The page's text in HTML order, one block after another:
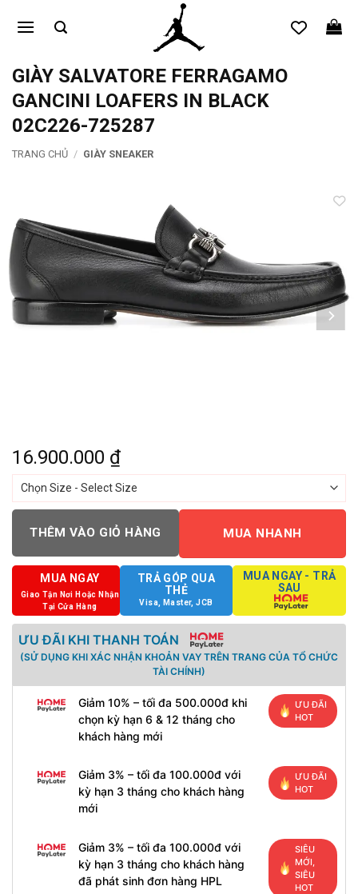
qua
dungGIÀY SALVATORE FERRAGAMO
GANCINI LOAFERS IN BLACK
02C226-725287
TRANG CHỦ / GIÀY SNEAKER
16.900.000 ₫
THÊM VÀO GIỎ HÀNG MUA NHANH
MUA NGAY
Giao Tận Nơi Hoặc Nhận
Tại Cửa Hàng
TRẢ GÓP QUA
THẺ
Visa, Master, JCB
MUA NGAY - TRẢ
SAU
ƯU ĐÃI KHI THANH TOÁN
(SỬ DỤNG KHI XÁC NHẬN KHOẢN VAY TRÊN TRANG CỦA TỔ CHỨC
TÀI CHÍNH)
Giảm 10% – tối đa 500.000đ khi
chọn kỳ hạn 6 & 12 tháng cho
khách hàng mới
ƯU ĐÃI
HOT
Giảm 3% – tối đa 100.000đ với
kỳ hạn 3 tháng cho khách hàng
mới
ƯU ĐÃI
HOT
Giảm 3% – tối đa 100.000đ với
kỳ hạn 3 tháng cho khách hàng
đã phát sinh đơn hàng HPL
SIÊU
MỚI,
SIÊU
HOT